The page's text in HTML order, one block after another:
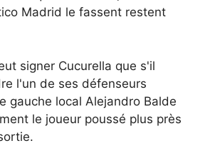
Madrid le fassent restent
signer Cucurella que s'il
l'un de ses défenseurs
gauche local Alejandro Balde
le joueur poussé plus près